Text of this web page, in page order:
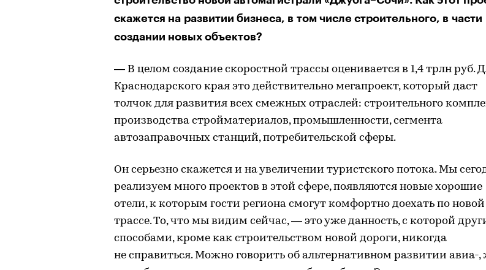
скажется на развитии бизнеса, в том числе строительного, в части
создании новых объектов?
— В целом создание скоростной трассы оценивается в 1,4 трлн руб.
Краснодарского края это действительно мегапроект, который даст
толчок для развития всех смежных отраслей: строительного
производства стройматериалов, промышленности, сегмента
автозаправочных станций, потребительской сферы.
Он серьезно скажется и на увеличении туристского потока. Мы
реализуем много проектов в этой сфере, появляются новые хорошие
отели, к которым гости региона смогут комфортно доехать по новой
трассе. То, что мы видим сейчас, — это уже данность, с которой
способами, кроме как строительством новой дороги, никогда
не справиться. Можно говорить об альтернативном развитии авиа-